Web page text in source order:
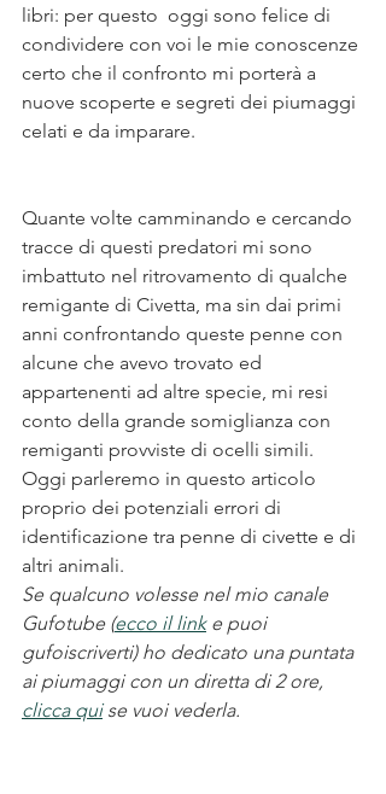
libri: per questo  oggi sono felice di
condividere con voi le mie conoscenze
certo che il confronto mi porterà a
nuove scoperte e segreti dei piumaggi
celati e da imparare.
Quante volte camminando e cercando
tracce di questi predatori mi sono
imbattuto nel ritrovamento di qualche
remigante di Civetta, ma sin dai primi
anni confrontando queste penne con
alcune che avevo trovato ed
appartenenti ad altre specie, mi resi
conto della grande somiglianza con
remiganti provviste di ocelli simili.
Oggi parleremo in questo articolo
proprio dei potenziali errori di
identificazione tra penne di civette e di
altri animali.
Se qualcuno volesse nel mio canale
Gufotube (ecco il link e puoi
gufoiscriverti) ho dedicato una puntata
ai piumaggi con un diretta di 2 ore,
clicca qui se vuoi vederla.